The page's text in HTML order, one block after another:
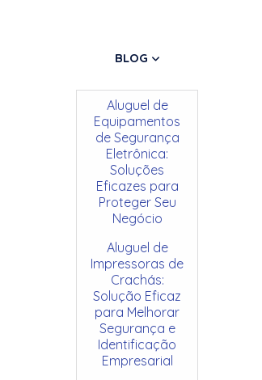
BLOG
Aluguel de
Equipamentos
de Segurança
Eletrônica:
Soluções
Eficazes para
Proteger Seu
Negócio
Aluguel de
Impressoras de
Crachás:
Solução Eficaz
para Melhorar
Segurança e
Identificação
Empresarial